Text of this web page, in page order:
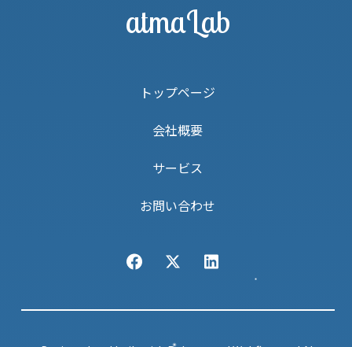
atmaLab
トップページ
会社概要
サービス
お問い合わせ